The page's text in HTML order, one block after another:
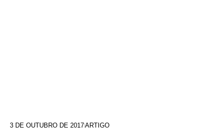
3 DE OUTUBRO DE 2017ARTIGO